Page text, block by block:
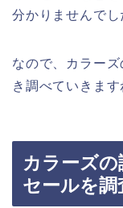
分かりませんでし
なので、カラー
き調べていきます
カラーズ
セールを調